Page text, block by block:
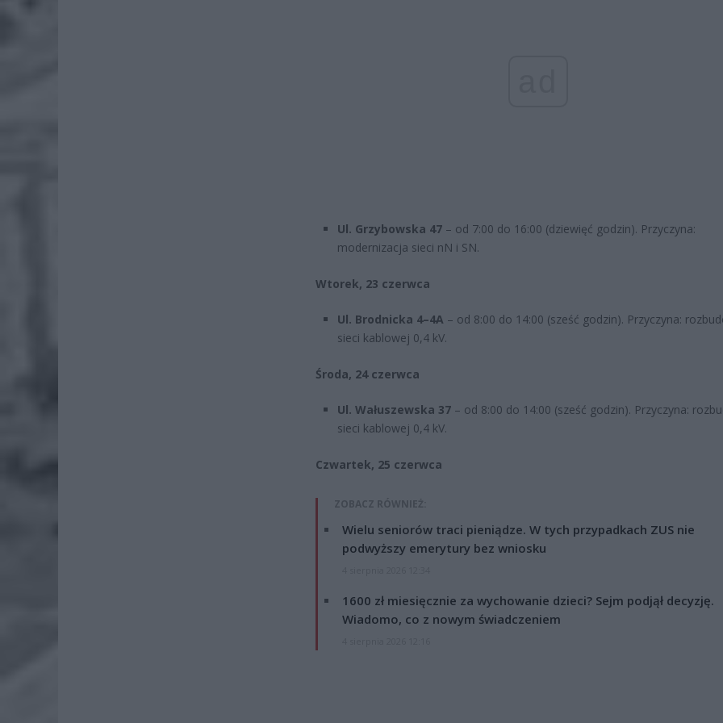
Ul. Grzybowska 47– od 7:00 do 16:00 (dziewięć godzin). Przyczyna:
modernizacja sieci nN i SN.
Wtorek, 23 czerwca
Ul. Brodnicka 4–4A – od 8:00 do 14:00 (sześć godzin). Przyczyna:
sieci kablowej 0,4 kV.
Środa, 24 czerwca
Ul. Wałuszewska 37– od 8:00 do 14:00 (sześć godzin). Przyczyna:
sieci kablowej 0,4 kV.
Czwartek, 25 czerwca
ZOBACZ RÓWNIEŻ:
Wielu seniorów traci pieniądze. W tych przypadkach ZUS nie
podwyższy emerytury bez wniosku
1600 zł miesięcznie za wychowanie dzieci? Sejm podjął decyzję.
Wiadomo, co z nowym świadczeniem